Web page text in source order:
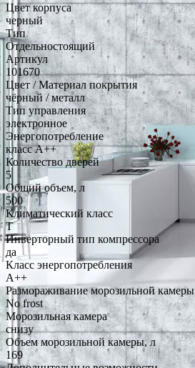
Цвет корпуса
черный
Тип
Отдельностоящий
Артикул
101670
Цвет / Материал покрытия
чёрный / металл
Тип управления
электронное
Энергопотребление
класс A++
Количество дверей
5
Общий объем, л
500
Климатический класс
T
Инверторный тип компрессора
да
Класс энергопотребления
A++
Размораживание морозильной камеры
No frost
Морозильная камера
снизу
Объем морозильной камеры, л
169